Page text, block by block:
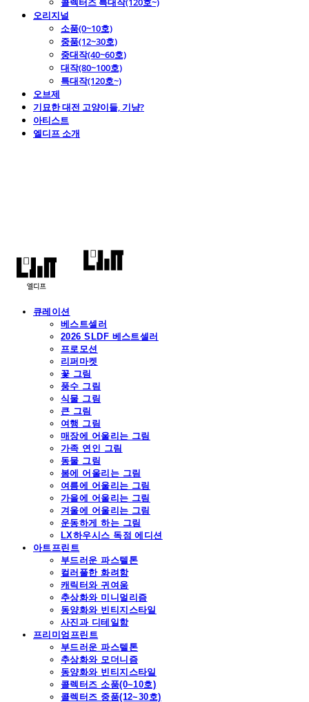
오리지널
소품(0~10호)
중품(12~30호)
중대작(40~60호)
대작(80~100호)
특대작(120호~)
오브제
기묘한 대전 고양이들, 기냥?
아티스트
엘디프 소개
큐레이션
베스트셀러
2026 SLDF 베스트셀러
프로모션
리퍼마켓
꽃 그림
풍수 그림
식물 그림
큰 그림
여행 그림
매장에 어울리는 그림
가족 연인 그림
동물 그림
봄에 어울리는 그림
여름에 어울리는 그림
가을에 어울리는 그림
겨울에 어울리는 그림
운동하게 하는 그림
LX하우시스 독점 에디션
아트프린트
부드러운 파스텔톤
컬러풀한 화려함
캐릭터와 귀여움
추상화와 미니멀리즘
동양화와 빈티지스타일
사진과 디테일함
프리미엄프린트
부드러운 파스텔톤
추상화와 모더니즘
동양화와 빈티지스타일
콜렉터즈 소품(0~10호)
콜렉터즈 중품(12~30호)